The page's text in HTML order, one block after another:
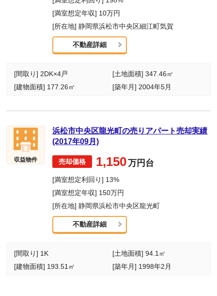
[満室想定年収] 10万円
[所在地] 静岡県浜松市中央区細江町気賀
不動産詳細
[間取り] 2DK×4戸
[土地面積] 347.46㎡
[建物面積] 177.26㎡
[築年月] 2004年5月
収益物件
浜松市中央区龍光町の売りアパート売却実績
(2017年09月)
1,150万円台
[満室想定利回り] 13%
[満室想定年収] 150万円
[所在地] 静岡県浜松市中央区龍光町
不動産詳細
[間取り] 1K
[土地面積] 94.1㎡
[建物面積] 193.51㎡
[築年月] 1998年2月